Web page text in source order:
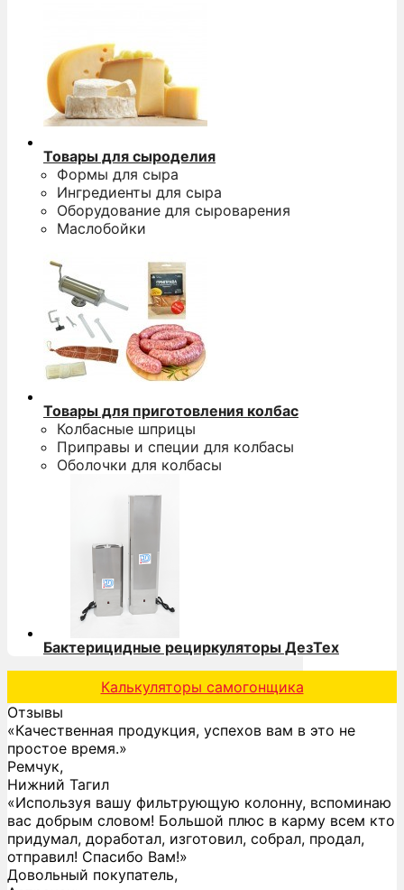
Товары для сыроделия
Формы для сыра
Ингредиенты для сыра
Оборудование для сыроварения
Маслобойки
Товары для приготовления колбас
Колбасные шприцы
Приправы и специи для колбасы
Оболочки для колбасы
Бактерицидные рециркуляторы ДезТех
Калькуляторы самогонщика
Отзывы
«Качественная продукция, успехов вам в это не
простое время.»
Ремчук,
Нижний Тагил
«Используя вашу фильтрующую колонну, вспоминаю
вас добрым словом! Большой плюс в карму всем кто
придумал, доработал, изготовил, собрал, продал,
отправил! Спасибо Вам!»
Довольный покупатель,